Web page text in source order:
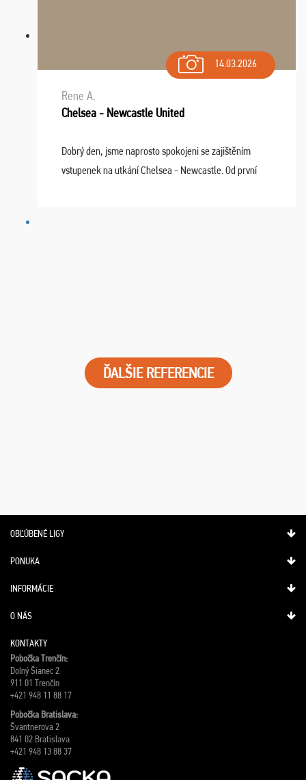
14.03.2026
Rene A.
Chelsea - Newcastle United
Dobrý den, jsme naprosto spokojeni se zajištěním
vstupenek na utkání Chelsea - Newcastle. Od první
ĎALŠIE REFERENCIE
OBĽÚBENÉ LIGY
PONUKA
INFORMÁCIE
O NÁS
KONTAKTY
Pobočka Trenčín:
Dolný Šianec 2
911 01 Trenčín
+421 948 11 88 17
Pobočka Bratislava:
Švantnerova 2
841 02 Bratislava
+421 948 13 88 37